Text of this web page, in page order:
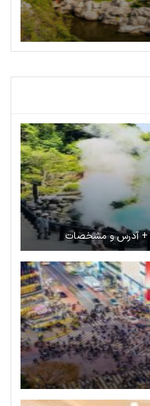
+ آدرس و مشخصات